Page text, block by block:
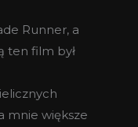
Runner, a
ten film był
mnie większe